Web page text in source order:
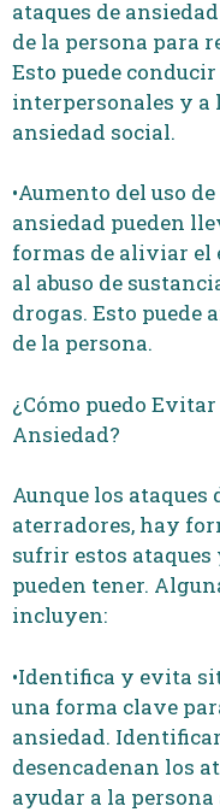
ataques de
de la persona para
Esto puede
interpersonales y a
ansiedad social.
•Aumento del uso
ansiedad pueden
formas de aliviar el
al abuso de
drogas. Esto puede
de la persona.
¿Cómo puedo
Ansiedad?
Aunque los ataques
aterradores, hay
sufrir estos ataques
pueden tener.
incluyen:
•Identifica y evita
una forma clave
ansiedad.
desencadenan los
ayudar a la